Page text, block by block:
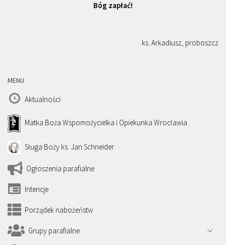
Bóg zapłać!
ks. Arkadiusz, proboszcz
MENU
Aktualności
Matka Boża Wspomożycielka i Opiekunka Wrocławia
Sługa Boży ks. Jan Schneider
Ogłoszenia parafialne
Intencje
Porządek nabożeństw
Grupy parafialne